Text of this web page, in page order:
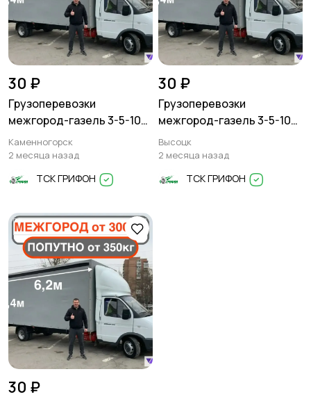
30 ₽
Грузоперевозки
межгород-газель 3-5-10
тонн
Каменногорск
2 месяца назад
ТСК ГРИФОН
30 ₽
Грузоперевозки
межгород-газель 3-5-10
тонн
Высоцк
2 месяца назад
ТСК ГРИФОН
30 ₽